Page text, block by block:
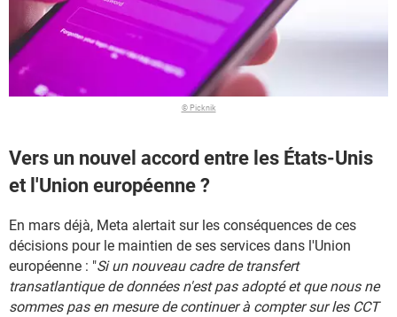
© Picknik
Vers un nouvel accord entre les États-Unis
et l'Union européenne ?
En mars déjà, Meta alertait sur les conséquences de ces
décisions pour le maintien de ses services dans l'Union
européenne : "Si un nouveau cadre de transfert
transatlantique de données n'est pas adopté et que nous ne
sommes pas en mesure de continuer à compter sur les CCT